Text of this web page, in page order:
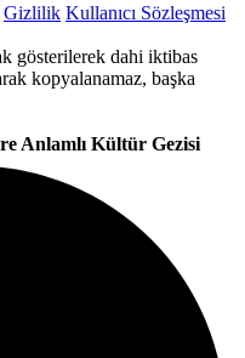
Gizlilik Kullanıcı Sözleşmesi
gösterilerek dahi iktibas
kopyalanamaz, başka
Anlamlı Kültür Gezisi